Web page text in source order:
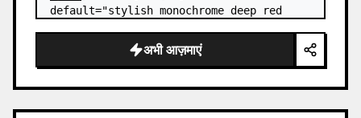
default="stylish monochrome deep red
अभी आज़माएं